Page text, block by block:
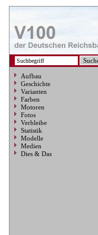
Aufbau
Geschichte
Varianten
Farben
Motoren
Fotos
Verbleibe
Statistik
Modelle
Medien
Dies & Das